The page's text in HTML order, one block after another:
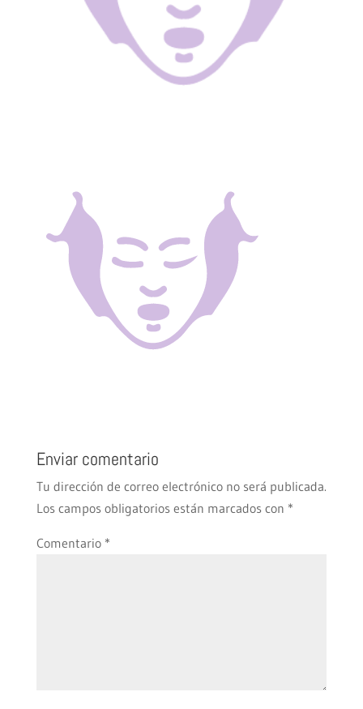
Enviar comentario
Tu dirección de correo electrónico no será publicada.
Los campos obligatorios están marcados con *
Comentario *